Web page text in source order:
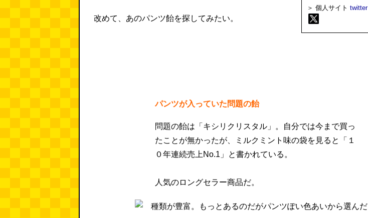
改めて、あのパンツ飴を探してみたい。
＞ 個人サイト twitter
パンツが入っていた問題の飴
問題の飴は「キシリクリスタル」。自分では今まで買っ
たことが無かったが、ミルクミント味の袋を見ると「１
０年連続売上No.1」と書かれている。
人気のロングセラー商品だ。